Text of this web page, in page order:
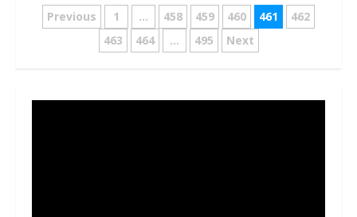
Posts
pagination
Previous 1 … 458 459 460 461
462
463
464 … 495 Next